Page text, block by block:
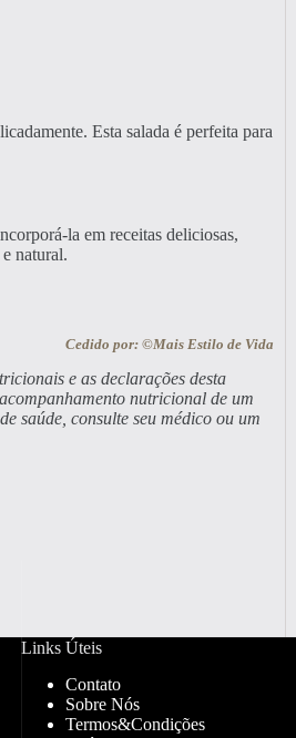
Esta salada é perfeita para
la em receitas deliciosas,
natural.
Cedido por: ©Mais Estilo de Vida
e as declarações desta
nutricional de um
saúde, consulte seu médico ou um
Links Úteis
Contato
Sobre Nós
Termos&Condições